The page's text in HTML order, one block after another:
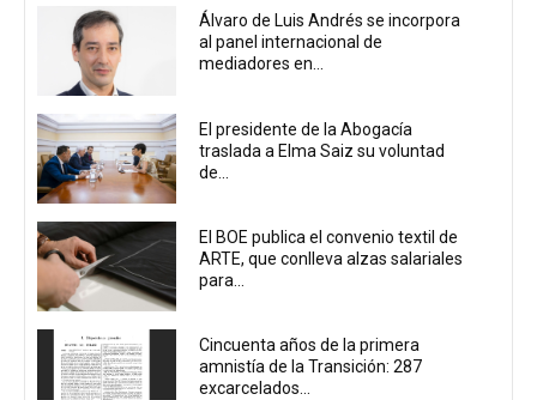
Álvaro de Luis Andrés se incorpora
al panel internacional de
mediadores en...
El presidente de la Abogacía
traslada a Elma Saiz su voluntad
de...
El BOE publica el convenio textil de
ARTE, que conlleva alzas salariales
para...
Cincuenta años de la primera
amnistía de la Transición: 287
excarcelados...